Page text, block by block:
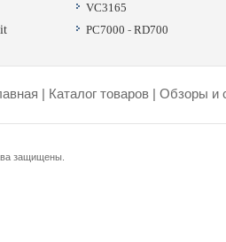
VC3165
PC7000 - RD700
Каталог товаров Обзоры и
защищены.